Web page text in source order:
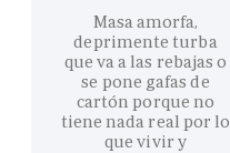
Masa amorfa,
deprimente turba
que va a las rebajas o
se pone gafas de
cartón porque no
tiene nada real por lo
que vivir y